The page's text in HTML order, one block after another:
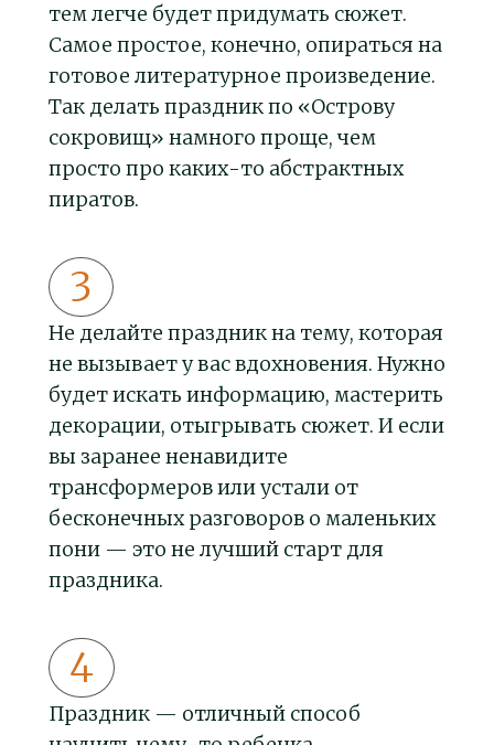
тем легче будет придумать сюжет.
Самое простое, конечно, опираться на
готовое литературное произведение.
Так делать праздник по «Острову
сокровищ» намного проще, чем
просто про каких-то абстрактных
пиратов.
Не делайте праздник на тему, которая
не вызывает у вас вдохновения. Нужно
будет искать информацию, мастерить
декорации, отыгрывать сюжет. И если
вы заранее ненавидите
трансформеров или устали от
бесконечных разговоров о маленьких
пони — это не лучший старт для
праздника.
Праздник — отличный способ